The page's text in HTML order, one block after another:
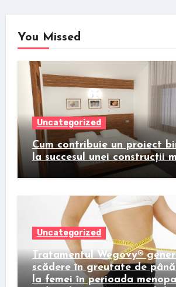
You Missed
Uncategorized
Cum contribuie un proiect
la succesul unei construcții
Uncategorized
Tratamentul Wegovy®
scădere în greutate de
la femei în perioada